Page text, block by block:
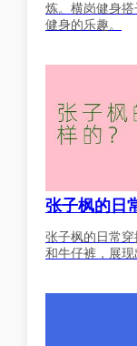
炼。横岗健身
健身的乐趣。
张子枫的日
张子枫的日常
和牛仔裤，展现